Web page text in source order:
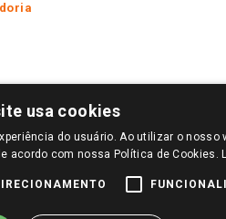
SOMENTE APÓS O LOGIN, OS PREÇOS
REALIZADAS NO GIASSI.COM.BR E NA LOJA
BUSCAS.
usa cookies
do usuário. Ao utilizar o nosso
acordo com nossa Política de Cookies.